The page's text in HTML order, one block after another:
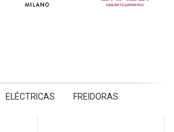
ELÉCTRICAS FREIDORAS